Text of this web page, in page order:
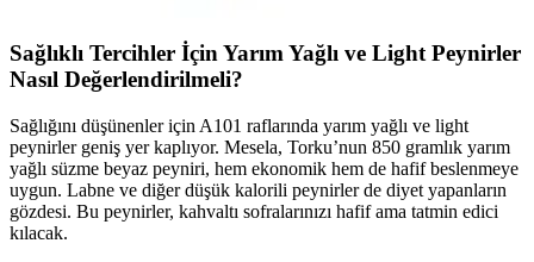
Sağlıklı Tercihler İçin Yarım Yağlı ve Light Peynirler
Nasıl Değerlendirilmeli?
Sağlığını düşünenler için A101 raflarında yarım yağlı ve light
peynirler geniş yer kaplıyor. Mesela, Torku’nun 850 gramlık yarım
yağlı süzme beyaz peyniri, hem ekonomik hem de hafif beslenmeye
uygun. Labne ve diğer düşük kalorili peynirler de diyet yapanların
gözdesi. Bu peynirler, kahvaltı sofralarınızı hafif ama tatmin edici
kılacak.